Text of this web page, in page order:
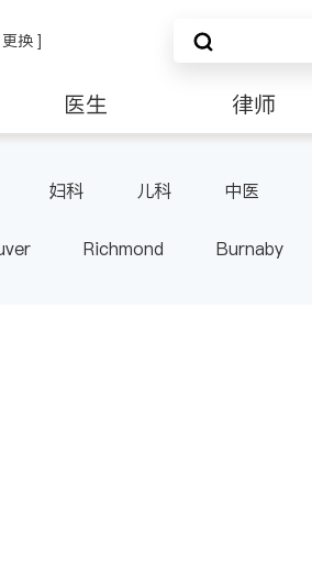
换 ]
医生 律师
妇科 儿科 中医
Richmond Burnaby